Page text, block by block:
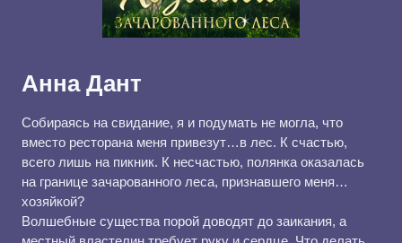
Анна Дант
Собираясь на свидание, я и подумать не могла, что
вместо ресторана меня привезут…в лес. К счастью,
всего лишь на пикник. К несчастью, полянка оказалась
на границе зачарованного леса, признавшего меня…
хозяйкой?
Волшебные существа порой доводят до заикания, а